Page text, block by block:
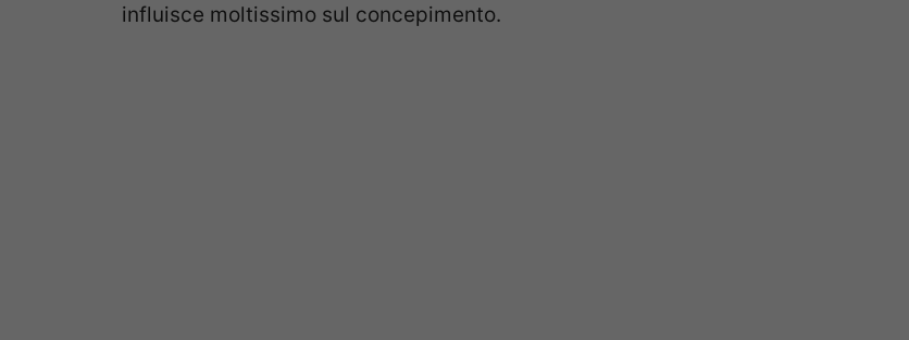
influisce moltissimo sul concepimento.